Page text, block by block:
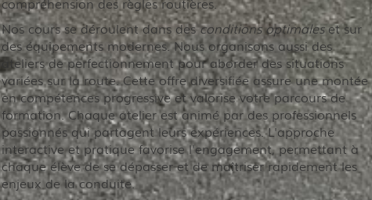
Nos cours se déroulent dans desconditions optimaleset sur
des équipements modernes. Nous organisons aussi des
ateliers de perfectionnement pour aborder des situations
variées sur la route. Cette offre diversifiée assure une montée
en compétences progressive et valorise votre parcours de
formation. Chaque atelier est animé par des professionnels
passionnés qui partagent leurs expériences. L'approche
interactive et pratique favorise l'engagement, permettant à
chaque élève de se dépasser et de maîtriser rapidement les
enjeux de la conduite.